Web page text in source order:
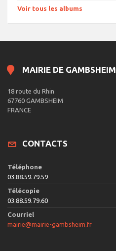
Voir tous les albums
MAIRIE DE GAMBSHEIM
18 route du Rhin
67760 GAMBSHEIM
FRANCE
CONTACTS
Téléphone
03.88.59.79.59
Télécopie
03.88.59.79.60
Courriel
mairie@mairie-gambsheim.fr